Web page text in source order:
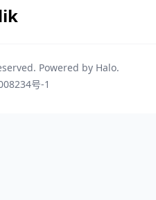
Powered by Halo.
号-1